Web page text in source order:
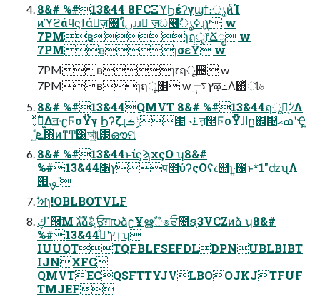
8&# %#13&44 8FCΞϓϦέʔγϣϯ։ൃͷͨΊ
ͷϓϩάϥϛϯάٕज़৘ใࢽɹɹ ٕज़ධ࿦ࣾൃߦɻִ݄ץ w
7PMʙɿฤू෦Ճೖ w
7PMʙɿσεΫ w
7PMʙɿ෭ฤू௕ w
7PMʙɿฤू௕ w ִ݄ץ࠷ऴ߸Λ΋ͬͯୀ৬
8&# %#13&44QMVT 8&# %#13&44ฤू෦͕ࣗ৴Λ
ܧ͍ͩ΋ͷͳͲ͸আ͍ͨ୲౰ഔମ
8&# %#13&44ͱίϛϡχςΟ ʮ8&#
%#13&44૑ץप೥ύʔςΟʢ෭୊ɿ͏·͍೑ͱ*1"ʣʯΛ
୊ࡐʹ
ࣸਅɿ!OBLBOTVLF
ߴڮ੐ٛ͞Μ גࣜձࣾୡਓग़൛ձʗҰൠࣾஂ๏ਓ೔ຊ3VCZͷձ ʮ8&#
%#13&44ٳץʹدͤͯʯ
IUUQTTQFBLFSEFDLDPNUBLBIBT
IJNXFC
QMVTECQSFTTYJVLBOOJKJTFUF
TMJEF